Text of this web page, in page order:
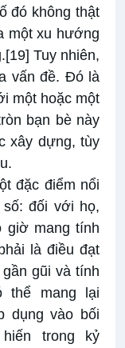
đó không thật
một xu hướng
[19] Tuy nhiên,
vấn đề. Đó là
một hoặc một
bạn bè này
xây dựng, tùy
đặc điểm nổi
đối với họ,
giờ mang tính
là điều đạt
gũi và tính
thể mang lại
dụng vào bối
trong kỷ